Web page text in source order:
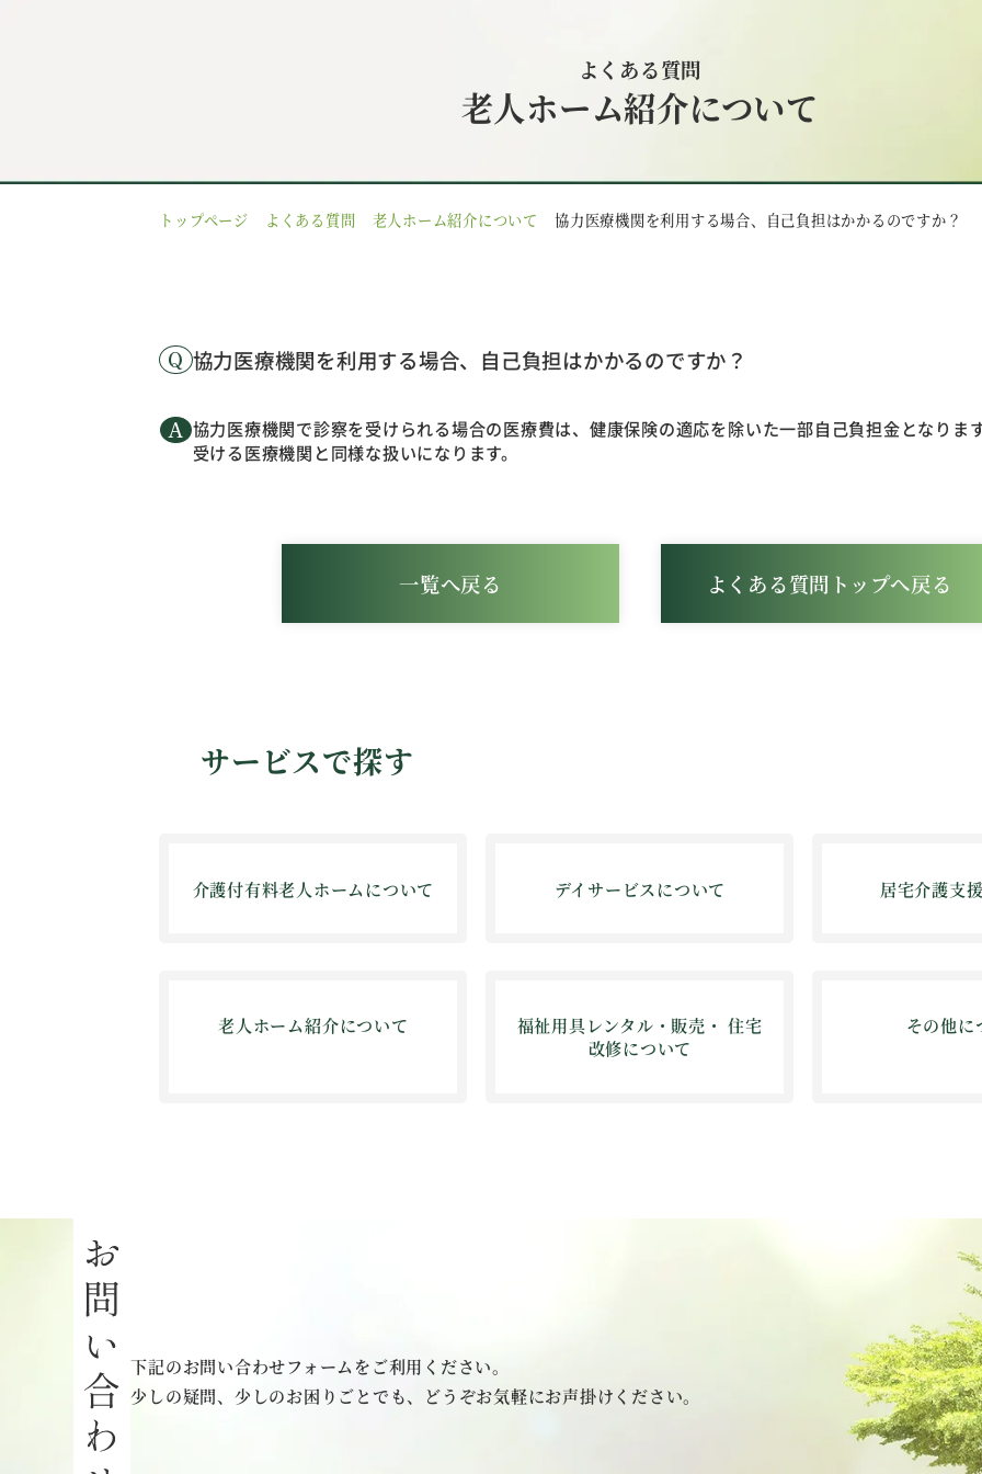
よくある質問
老人ホーム紹介について
トップページ よくある質問 老人ホーム紹介について 協力医療機関を利用する場合、自己負担はかかるのですか？
協力医療機関を利用する場合、自己負担はかかるのですか？
協力医療機関で診察を受けられる場合の医療費は、健康保険の適応を除いた一部自己負担金となりま
受ける医療機関と同様な扱いになります。
一覧へ戻る よくある質問トップへ戻る
サービスで探す
介護付有料老人ホームについて デイサービスについて 居宅介護支
老人ホーム紹介について
福祉用具レンタル・販売・ 住宅
改修について
その他に
下記のお問い合わせフォームをご利用ください。
少しの疑問、少しのお困りごとでも、どうぞお気軽にお声掛けください。